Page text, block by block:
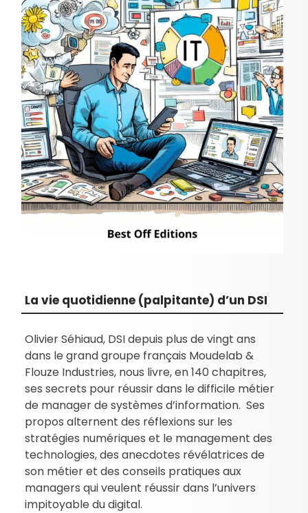
La vie quotidienne (palpitante) d’un DSI
Olivier Séhiaud, DSI depuis plus de vingt ans
dans le grand groupe français Moudelab &
Flouze Industries, nous livre, en 140 chapitres,
ses secrets pour réussir dans le difficile métier
de manager de systèmes d’information. Ses
propos alternent des réflexions sur les
stratégies numériques et le management des
technologies, des anecdotes révélatrices de
son métier et des conseils pratiques aux
managers qui veulent réussir dans l’univers
impitoyable du digital.